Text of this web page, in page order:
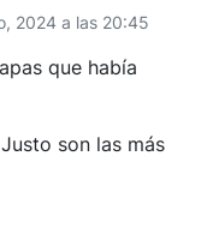
2024 a las 20:45
que había
son las más